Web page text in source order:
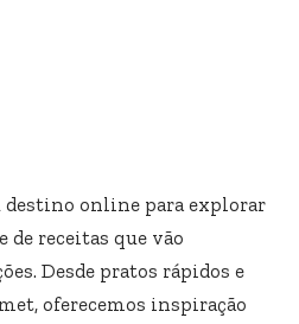
destino online para explorar
de receitas que vão
Desde pratos rápidos e
oferecemos inspiração